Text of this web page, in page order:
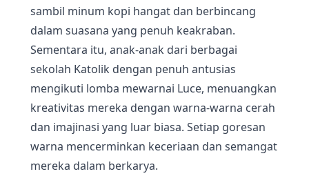
sambil minum kopi hangat dan berbincang
dalam suasana yang penuh keakraban.
Sementara itu, anak-anak dari berbagai
sekolah Katolik dengan penuh antusias
mengikuti lomba mewarnai Luce, menuangkan
kreativitas mereka dengan warna-warna cerah
dan imajinasi yang luar biasa. Setiap goresan
warna mencerminkan keceriaan dan semangat
mereka dalam berkarya.